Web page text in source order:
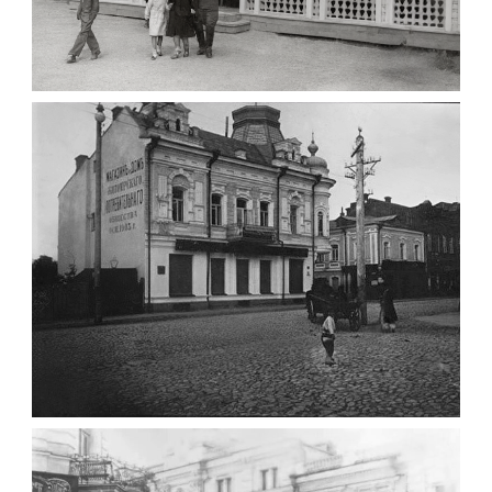
ПАВІЛЬЙОН МОРОЗИВА ЖИТОМИР 1947
Фото Житомир (1945-
1960)
Leave a comment
ФОТО ЖИТОМИРА 1905 ВУЛ.
МИХАЙЛІВСЬКА-СКОРУЛЬСЬКОГО
Фото Житомира період
до 1917 року
Leave a comment